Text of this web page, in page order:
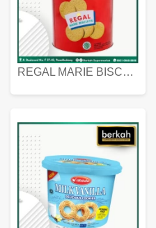
REGAL MARIE BISCUIT KALENG 550 GRAM